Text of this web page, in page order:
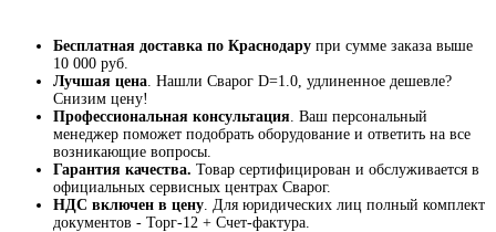
Бесплатная доставка по Краснодару при сумме заказа выше
10 000 руб.
Лучшая цена . Нашли Сварог D=1.0, удлиненное дешевле?
Снизим цену!
Профессиональная консультация . Ваш персональный
менеджер поможет подобрать оборудование и ответить на все
возникающие вопросы.
Гарантия качества. Товар сертифицирован и обслуживается в
официальных сервисных центрах Сварог.
НДС включен в цену . Для юридических лиц полный комплект
документов - Торг-12 + Счет-фактура.